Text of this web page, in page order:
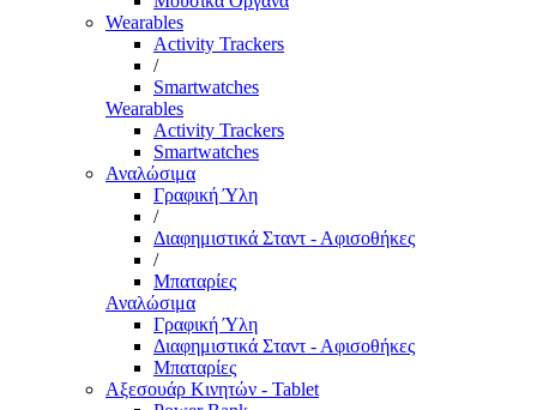
Wearables
Activity Trackers
/
Smartwatches
Wearables
Activity Trackers
Smartwatches
Αναλώσιμα
Γραφική Ύλη
/
Διαφημιστικά Σταντ - Αφισοθήκες
/
Μπαταρίες
Αναλώσιμα
Γραφική Ύλη
Διαφημιστικά Σταντ - Αφισοθήκες
Μπαταρίες
Αξεσουάρ Κινητών - Tablet